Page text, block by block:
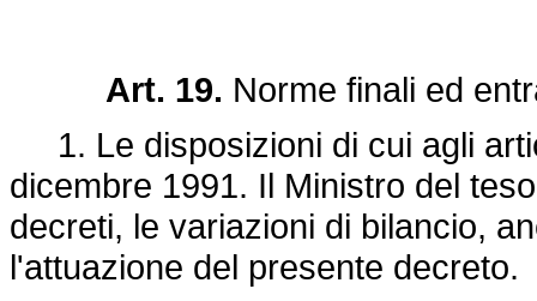
Art. 19. Norme finali ed
1. Le disposizioni di cui agli
dicembre 1991. Il Ministro del
decreti, le variazioni di bilancio,
l'attuazione del presente decreto.